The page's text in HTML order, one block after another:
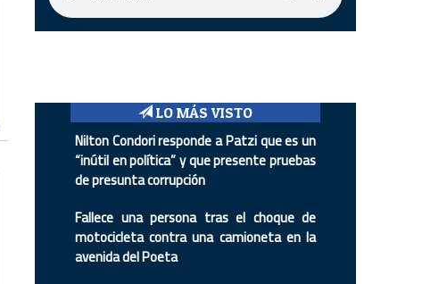
LO MÁS VISTO
Nilton Condori responde a Patzi que es un
“inútil en política” y que presente pruebas
de presunta corrupción
Fallece una persona tras el choque de
motocicleta contra una camioneta en la
avenida del Poeta